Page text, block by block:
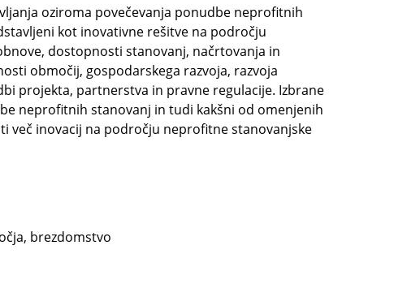
oziroma povečevanja ponudbe neprofitnih
kot inovativne rešitve na področju
dostopnosti stanovanj, načrtovanja in
območij, gospodarskega razvoja, razvoja
projekta, partnerstva in pravne regulacije. Izbrane
neprofitnih stanovanj in tudi kakšni od omenjenih
več inovacij na področju neprofitne stanovanjske
brezdomstvo